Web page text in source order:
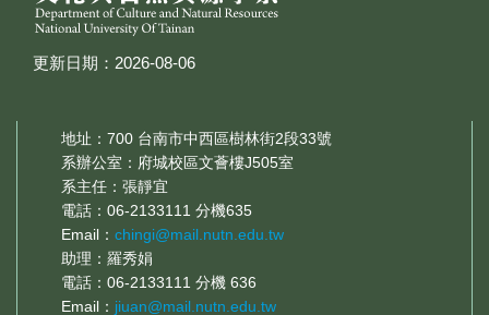
更新日期：2026-08-06
地址：700 台南市中西區樹林街2段33號
系辦公室：府城校區文薈樓J505室
系主任：張靜宜
電話：06-2133111 分機635
Email： chingi@mail.nutn.edu.tw
助理：羅秀娟
電話：06-2133111 分機 636
Email： jiuan@mail.nutn.edu.tw